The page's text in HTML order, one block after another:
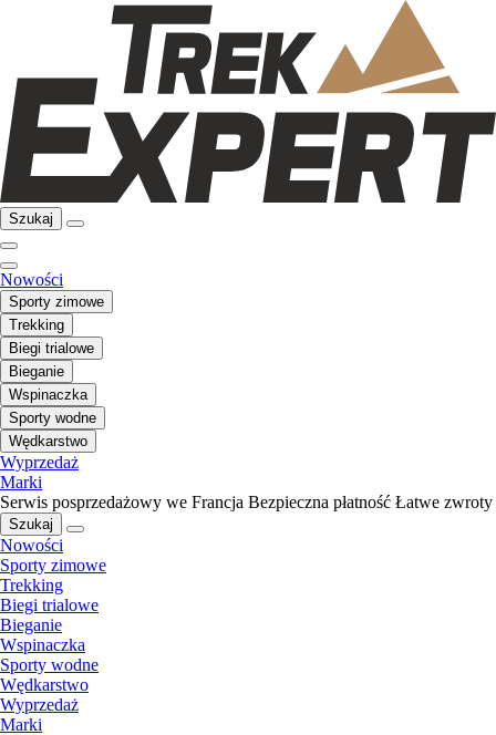
Szukaj
Nowości
Sporty zimowe
Trekking
Biegi trialowe
Bieganie
Wspinaczka
Sporty wodne
Wędkarstwo
Wyprzedaż
Marki
Serwis posprzedażowy we Francja Bezpieczna płatność Łatwe zwroty
Szukaj
Nowości
Sporty zimowe
Trekking
Biegi trialowe
Bieganie
Wspinaczka
Sporty wodne
Wędkarstwo
Wyprzedaż
Marki